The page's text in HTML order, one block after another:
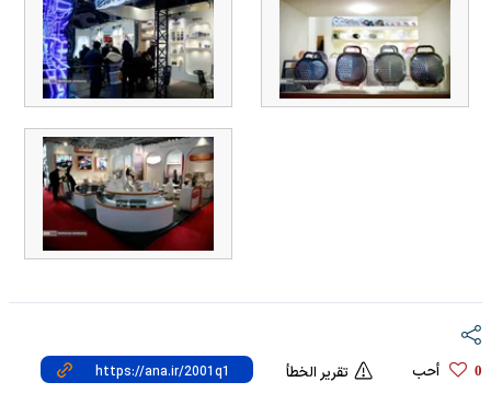
0 أحب تقرير الخطأ